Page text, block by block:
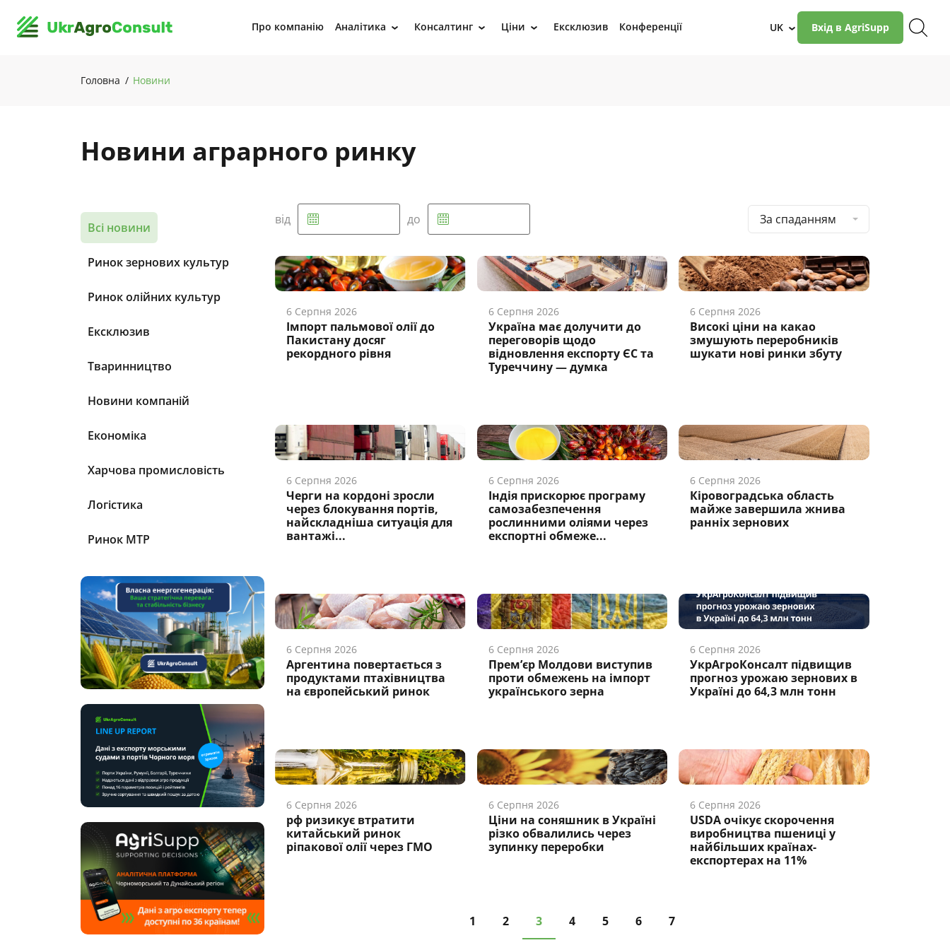
Про компанію Аналітика › Консалтинг › Ціни › Ексклюзив Конференції UK › Вхід в AgriSupp
Головна Новини
Новини аграрного ринку
Всі новини
Ринок зернових культур
Ринок олійних культур
Ексклюзив
Тваринництво
Новини компаній
Економіка
Харчова промисловість
Логістика
Ринок МТР
від до За спаданням
6 Серпня 2026
Імпорт пальмової олії до
Пакистану досяг
рекордного рівня
6 Серпня 2026
Україна має долучити до
переговорів щодо
відновлення експорту ЄС та
Туреччину — думка
6 Серпня 2026
Високі ціни на какао
змушують переробників
шукати нові ринки збуту
6 Серпня 2026
Черги на кордоні зросли
через блокування портів,
найскладніша ситуація для
вантажі...
6 Серпня 2026
Індія прискорює програму
самозабезпечення
рослинними оліями через
експортні обмеже...
6 Серпня 2026
Кіровоградська область
майже завершила жнива
ранніх зернових
6 Серпня 2026
Аргентина повертається з
продуктами птахівництва
на європейський ринок
6 Серпня 2026
Прем’єр Молдови виступив
проти обмежень на імпорт
українського зерна
6 Серпня 2026
УкрАгроКонсалт підвищив
прогноз урожаю зернових в
Україні до 64,3 млн тонн
6 Серпня 2026
рф ризикує втратити
китайський ринок
ріпакової олії через ГМО
6 Серпня 2026
Ціни на соняшник в Україні
різко обвалились через
зупинку переробки
6 Серпня 2026
USDA очікує скорочення
виробництва пшениці у
найбільших країнах-
експортерах на 11%
1 2 3 4 5 6 7